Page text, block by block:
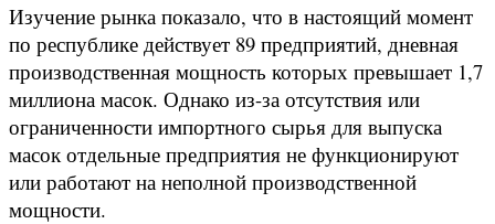
Изучение рынка показало, что в настоящий момент
по республике действует 89 предприятий, дневная
производственная мощность которых превышает 1,7
миллиона масок. Однако из-за отсутствия или
ограниченности импортного сырья для выпуска
масок отдельные предприятия не функционируют
или работают на неполной производственной
мощности.